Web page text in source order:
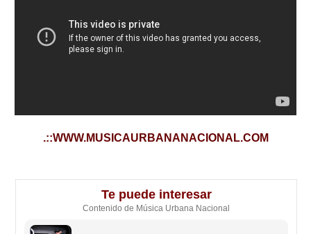
.::WWW.MUSICAURBANANACIONAL.COM
Te puede interesar
Contenido de Música Urbana Nacional